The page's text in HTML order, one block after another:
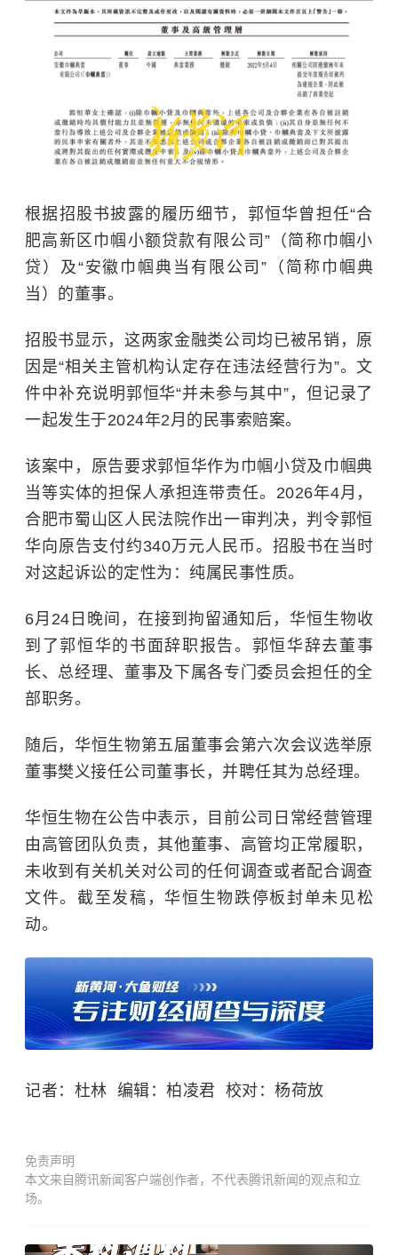
根据招股书披露的履历细节，郭恒华曾担任“合
肥高新区巾帼小额贷款有限公司”（简称巾帼小
贷）及“安徽巾帼典当有限公司”（简称巾帼典
当）的董事。
招股书显示，这两家金融类公司均已被吊销，原
因是“相关主管机构认定存在违法经营行为”。文
件中补充说明郭恒华“并未参与其中”，但记录了
一起发生于2024年2月的民事索赔案。
该案中，原告要求郭恒华作为巾帼小贷及巾帼典
当等实体的担保人承担连带责任。2026年4月，
合肥市蜀山区人民法院作出一审判决，判令郭恒
华向原告支付约340万元人民币。招股书在当时
对这起诉讼的定性为：纯属民事性质。
6月24日晚间，在接到拘留通知后，华恒生物收
到了郭恒华的书面辞职报告。郭恒华辞去董事
长、总经理、董事及下属各专门委员会担任的全
部职务。
随后，华恒生物第五届董事会第六次会议选举原
董事樊义接任公司董事长，并聘任其为总经理。
华恒生物在公告中表示，目前公司日常经营管理
由高管团队负责，其他董事、高管均正常履职，
未收到有关机关对公司的任何调查或者配合调查
文件。截至发稿，华恒生物跌停板封单未见松
动。
记者：杜林 编辑：柏凌君 校对：杨荷放
免责声明
本文来自腾讯新闻客户端创作者，不代表腾讯新闻的观点和立
场。